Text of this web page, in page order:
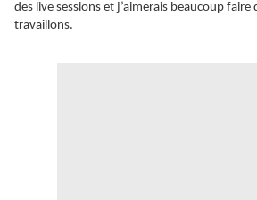
des live sessions et j’aimerais beaucoup faire
travaillons.